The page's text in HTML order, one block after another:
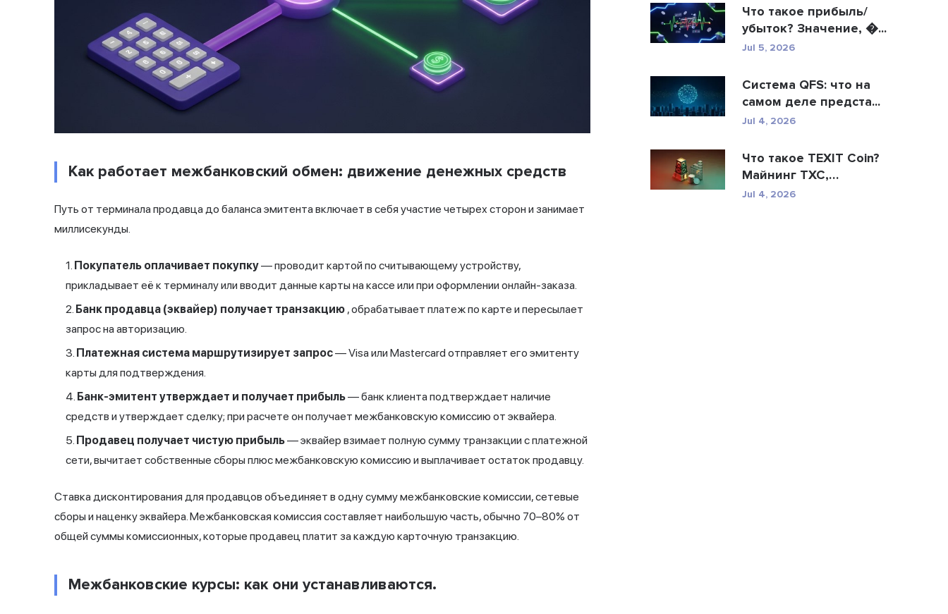
Как работает межбанковский обмен: движение денежных средств
Путь от терминала продавца до баланса эмитента включает в себя участие четырех сторон и занимает
миллисекунды.
Покупатель оплачивает покупку— проводит картой по считывающему устройству,
прикладывает её к терминалу или вводит данные карты на кассе или при оформлении онлайн-заказа.
Банк продавца (эквайер) получает транзакцию , обрабатывает платеж по карте и пересылает
запрос на авторизацию.
Платежная система маршрутизирует запрос— Visa или Mastercard отправляет его эмитенту
карты для подтверждения.
Банк-эмитент утверждает и получает прибыль— банк клиента подтверждает наличие
средств и утверждает сделку; при расчете он получает межбанковскую комиссию от эквайера.
Продавец получает чистую прибыль— эквайер взимает полную сумму транзакции с платежной
сети, вычитает собственные сборы плюс межбанковскую комиссию и выплачивает остаток продавцу.
Ставка дисконтирования для продавцов объединяет в одну сумму межбанковские комиссии, сетевые
сборы и наценку эквайера. Межбанковская комиссия составляет наибольшую часть, обычно 70–80% от
общей суммы комиссионных, которые продавец платит за каждую карточную транзакцию.
Межбанковские курсы: как они устанавливаются.
Что такое прибыль/
убыток? Значение, �...
Jul 5, 2026
Система QFS: что на
самом деле предста...
Jul 4, 2026
Что такое TEXIT Coin?
Майнинг TXC,
техничес...
Jul 4, 2026